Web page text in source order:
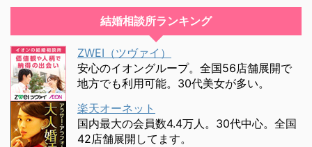
結婚相談所ランキング
ZWEI（ツヴァイ）
安心のイオングループ。全国56店舗展開で
地方でも利用可能。30代美女が多い。
楽天オーネット
国内最大の会員数4.4万人。30代中心。全国
42店舗展開してます。